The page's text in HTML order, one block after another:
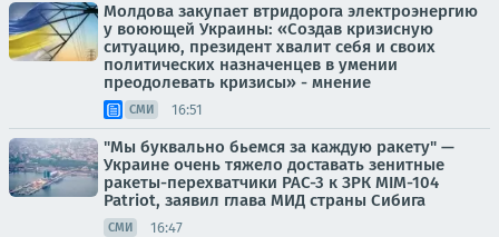
Молдова закупает втридорога электроэнергию
у воюющей Украины: «Создав кризисную
ситуацию, президент хвалит себя и своих
политических назначенцев в умении
преодолевать кризисы» - мнение
СМИ 16:51
"Мы буквально бьемся за каждую ракету" —
Украине очень тяжело доставать зенитные
ракеты-перехватчики PAC-3 к ЗРК MIM-104
Patriot, заявил глава МИД страны Сибига
СМИ 16:47